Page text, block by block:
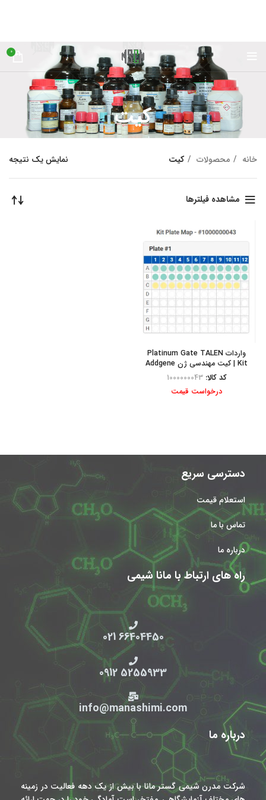
0
کیت
خانه محصولات کیت نمایش یک نتیجه
مشاهده فیلترها
واردات Platinum Gate TALEN
Kit | کیت مهندسی ژن Addgene
کد کالا:1000000043
درخواست قیمت
دسترسی سریع
استعلام قیمت
تماس با ما
درباره ما
راه های ارتباط با مانا شیمی
66404450 021
5255933 0912
info@manashimi.com
درباره ما
شرکت مدرن شیمی گستر مانا با بیش از یک دهه فعالیت در زمینه